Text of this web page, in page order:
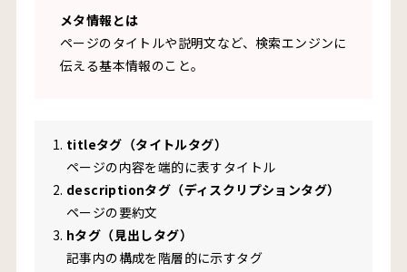
メタ情報とは
ページのタイトルや説明文など、検索エンジンに
伝える基本情報のこと。
titleタグ（タイトルタグ）
ページの内容を端的に表すタイトル
descriptionタグ（ディスクリプションタグ）
ページの要約文
hタグ（見出しタグ）
記事内の構成を階層的に示すタグ